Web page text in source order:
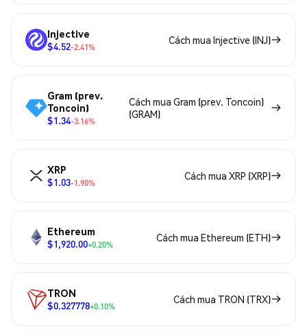
Injective
$4.52-2.41%
Cách mua Injective (INJ)
Gram (prev.
Toncoin)
$1.34-3.16%
Cách mua Gram (prev. Toncoin)
(GRAM)
XRP
$1.03-1.90%
Cách mua XRP (XRP)
Ethereum
$1,920.00+0.20%
Cách mua Ethereum (ETH)
TRON
$0.327778+0.10%
Cách mua TRON (TRX)